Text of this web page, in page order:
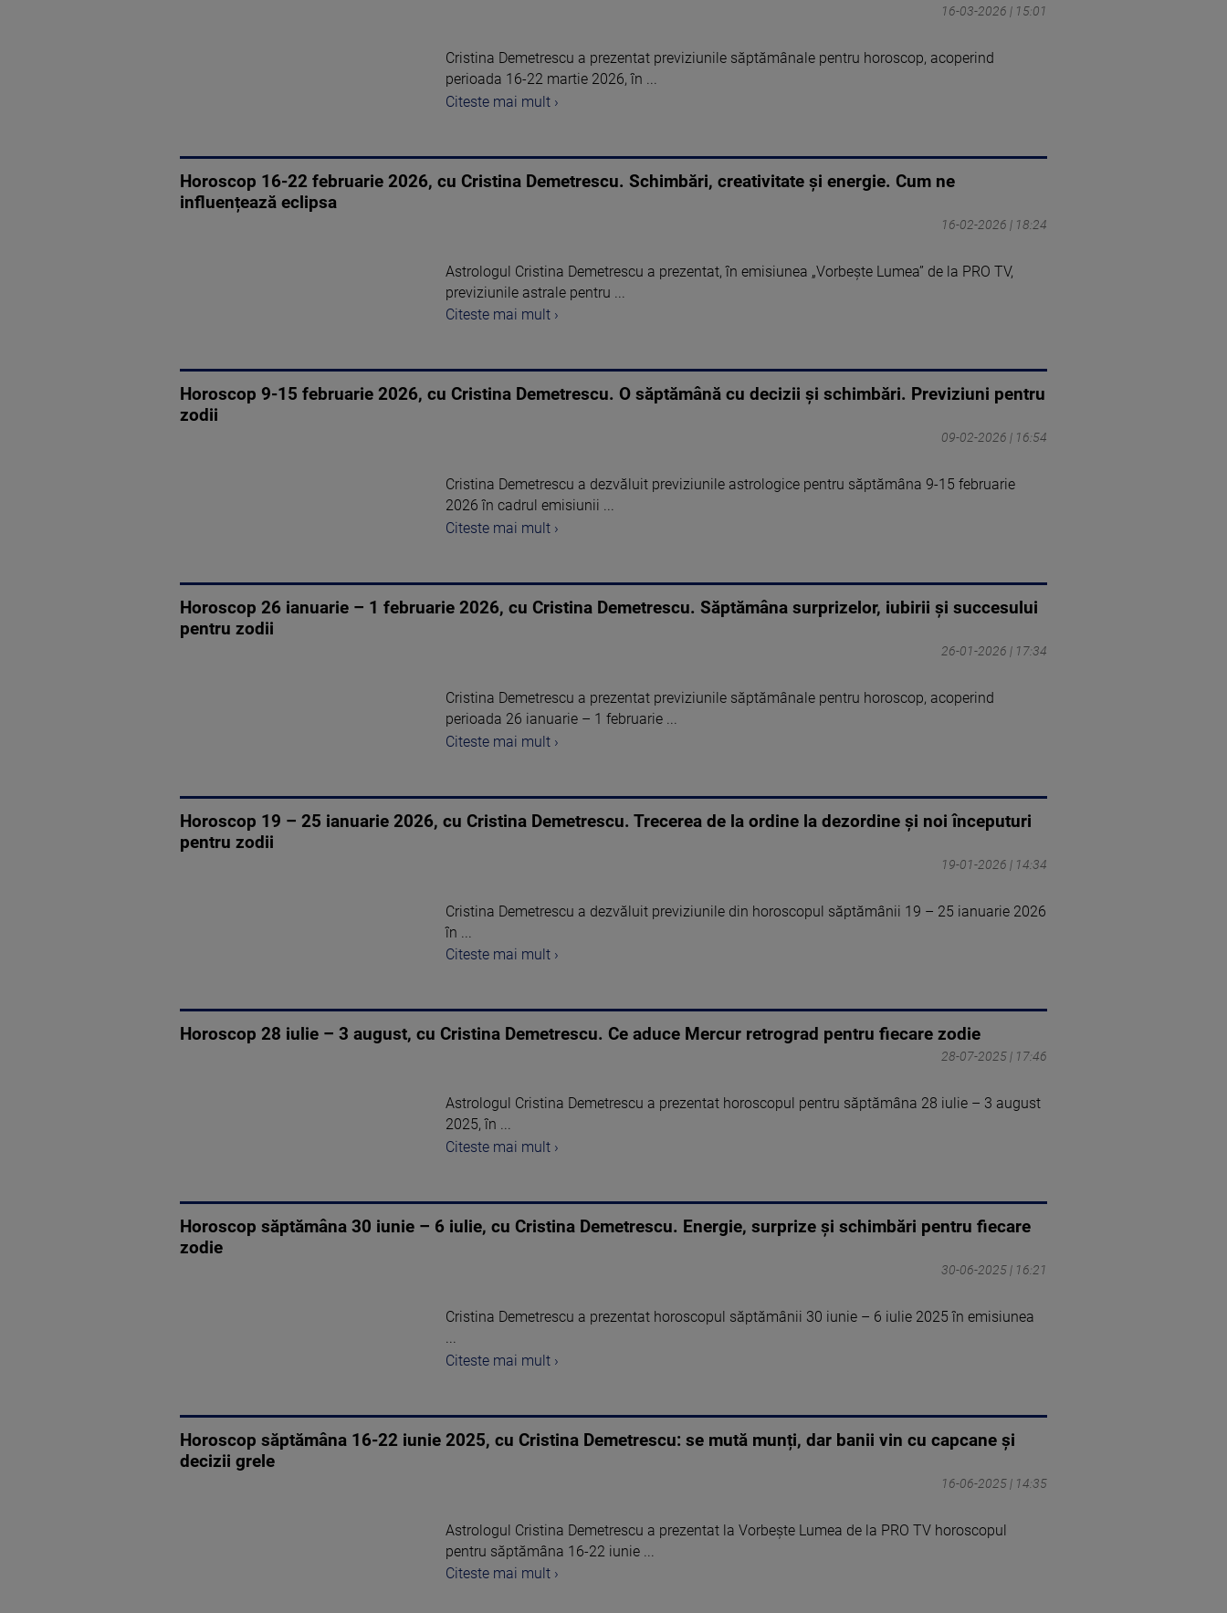
16-03-2026 | 15:01
Cristina Demetrescu a prezentat previziunile săptămânale pentru horoscop, acoperind
perioada 16-22 martie 2026, în ...
Citeste mai mult ›
Horoscop 16-22 februarie 2026, cu Cristina Demetrescu. Schimbări, creativitate și energie. Cum ne
influențează eclipsa
16-02-2026 | 18:24
Astrologul Cristina Demetrescu a prezentat, în emisiunea „Vorbește Lumea” de la PRO TV,
previziunile astrale pentru ...
Citeste mai mult ›
Horoscop 9-15 februarie 2026, cu Cristina Demetrescu. O săptămână cu decizii și schimbări. Previziuni pentru
zodii
09-02-2026 | 16:54
Cristina Demetrescu a dezvăluit previziunile astrologice pentru săptămâna 9-15 februarie
2026 în cadrul emisiunii ...
Citeste mai mult ›
Horoscop 26 ianuarie – 1 februarie 2026, cu Cristina Demetrescu. Săptămâna surprizelor, iubirii și succesului
pentru zodii
26-01-2026 | 17:34
Cristina Demetrescu a prezentat previziunile săptămânale pentru horoscop, acoperind
perioada 26 ianuarie – 1 februarie ...
Citeste mai mult ›
Horoscop 19 – 25 ianuarie 2026, cu Cristina Demetrescu. Trecerea de la ordine la dezordine și noi începuturi
pentru zodii
19-01-2026 | 14:34
Cristina Demetrescu a dezvăluit previziunile din horoscopul săptămânii 19 – 25 ianuarie 2026
în ...
Citeste mai mult ›
Horoscop 28 iulie – 3 august, cu Cristina Demetrescu. Ce aduce Mercur retrograd pentru fiecare zodie
28-07-2025 | 17:46
Astrologul Cristina Demetrescu a prezentat horoscopul pentru săptămâna 28 iulie – 3 august
2025, în ...
Citeste mai mult ›
Horoscop săptămâna 30 iunie – 6 iulie, cu Cristina Demetrescu. Energie, surprize și schimbări pentru fiecare
zodie
30-06-2025 | 16:21
Cristina Demetrescu a prezentat horoscopul săptămânii 30 iunie – 6 iulie 2025 în emisiunea
...
Citeste mai mult ›
Horoscop săptămâna 16-22 iunie 2025, cu Cristina Demetrescu: se mută munți, dar banii vin cu capcane și
decizii grele
16-06-2025 | 14:35
Astrologul Cristina Demetrescu a prezentat la Vorbește Lumea de la PRO TV horoscopul
pentru săptămâna 16-22 iunie ...
Citeste mai mult ›